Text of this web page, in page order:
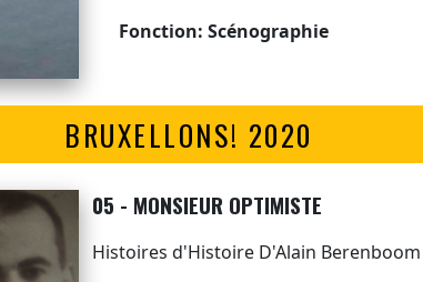
Fonction: Scénographie
BRUXELLONS! 2020
05 - MONSIEUR OPTIMISTE
Histoires d'Histoire D'Alain